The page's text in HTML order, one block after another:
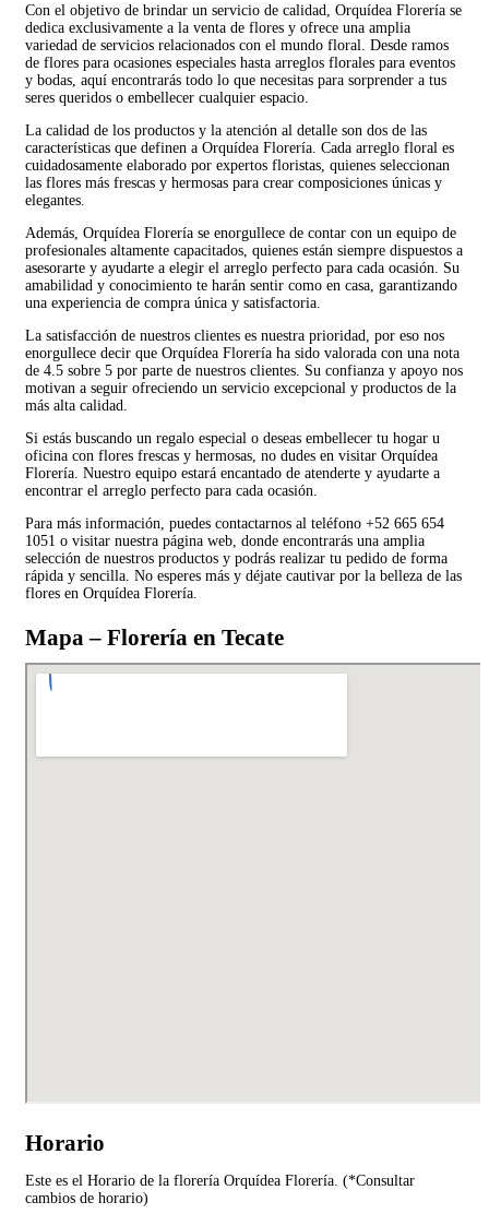
Con el objetivo de brindar un servicio de calidad, Orquídea Florería se
dedica exclusivamente a la venta de flores y ofrece una amplia
variedad de servicios relacionados con el mundo floral. Desde ramos
de flores para ocasiones especiales hasta arreglos florales para eventos
y bodas, aquí encontrarás todo lo que necesitas para sorprender a tus
seres queridos o embellecer cualquier espacio.
La calidad de los productos y la atención al detalle son dos de las
características que definen a Orquídea Florería. Cada arreglo floral es
cuidadosamente elaborado por expertos floristas, quienes seleccionan
las flores más frescas y hermosas para crear composiciones únicas y
elegantes.
Además, Orquídea Florería se enorgullece de contar con un equipo de
profesionales altamente capacitados, quienes están siempre dispuestos a
asesorarte y ayudarte a elegir el arreglo perfecto para cada ocasión. Su
amabilidad y conocimiento te harán sentir como en casa, garantizando
una experiencia de compra única y satisfactoria.
La satisfacción de nuestros clientes es nuestra prioridad, por eso nos
enorgullece decir que Orquídea Florería ha sido valorada con una nota
de 4.5 sobre 5 por parte de nuestros clientes. Su confianza y apoyo nos
motivan a seguir ofreciendo un servicio excepcional y productos de la
más alta calidad.
Si estás buscando un regalo especial o deseas embellecer tu hogar u
oficina con flores frescas y hermosas, no dudes en visitar Orquídea
Florería. Nuestro equipo estará encantado de atenderte y ayudarte a
encontrar el arreglo perfecto para cada ocasión.
Para más información, puedes contactarnos al teléfono +52 665 654
1051 o visitar nuestra página web, donde encontrarás una amplia
selección de nuestros productos y podrás realizar tu pedido de forma
rápida y sencilla. No esperes más y déjate cautivar por la belleza de las
flores en Orquídea Florería.
Mapa – Florería en Tecate
Horario
Este es el Horario de la florería Orquídea Florería. (*Consultar
cambios de horario)